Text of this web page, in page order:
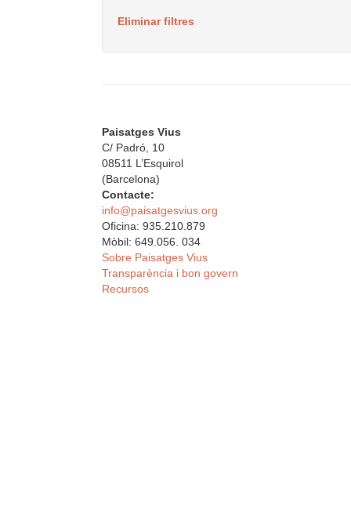
Eliminar filtres
Paisatges Vius
C/ Padró, 10
08511 L’Esquirol
(Barcelona)
Contacte:
info@paisatgesvius.org
Oficina: 935.210.879
Mòbil: 649.056. 034
Sobre Paisatges Vius
Transparència i bon govern
Recursos